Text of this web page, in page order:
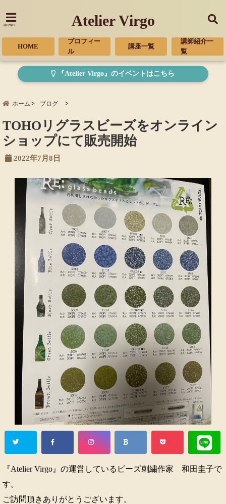
menu Atelier Virgo
HOME
プロフィー
ル
講座一覧
講師紹介一
覧
『Atelier Virgo』のイベントはこちら
ホーム ブログ
TOHOリグラスビーズをオンライン
ショップにて販売開始
2022年7月8日
『Atelier Virgo』の運営しているビーズ刺繍作家 和田圭子で
す。
ご訪問頂きありがとうございます。